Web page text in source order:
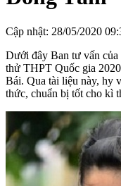
Cập nhật: 28/05/2020
Dưới đây Ban tư vấn của
thử THPT Quốc gia
Bái. Qua tài liệu này, hy
thức, chuẩn bị tốt cho kì